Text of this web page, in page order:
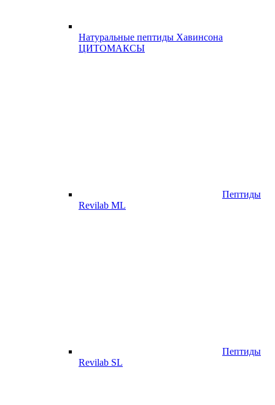
Натуральные пептиды Хавинсона
ЦИТОМАКСЫ
Пептиды
Revilab ML
Пептиды
Revilab SL